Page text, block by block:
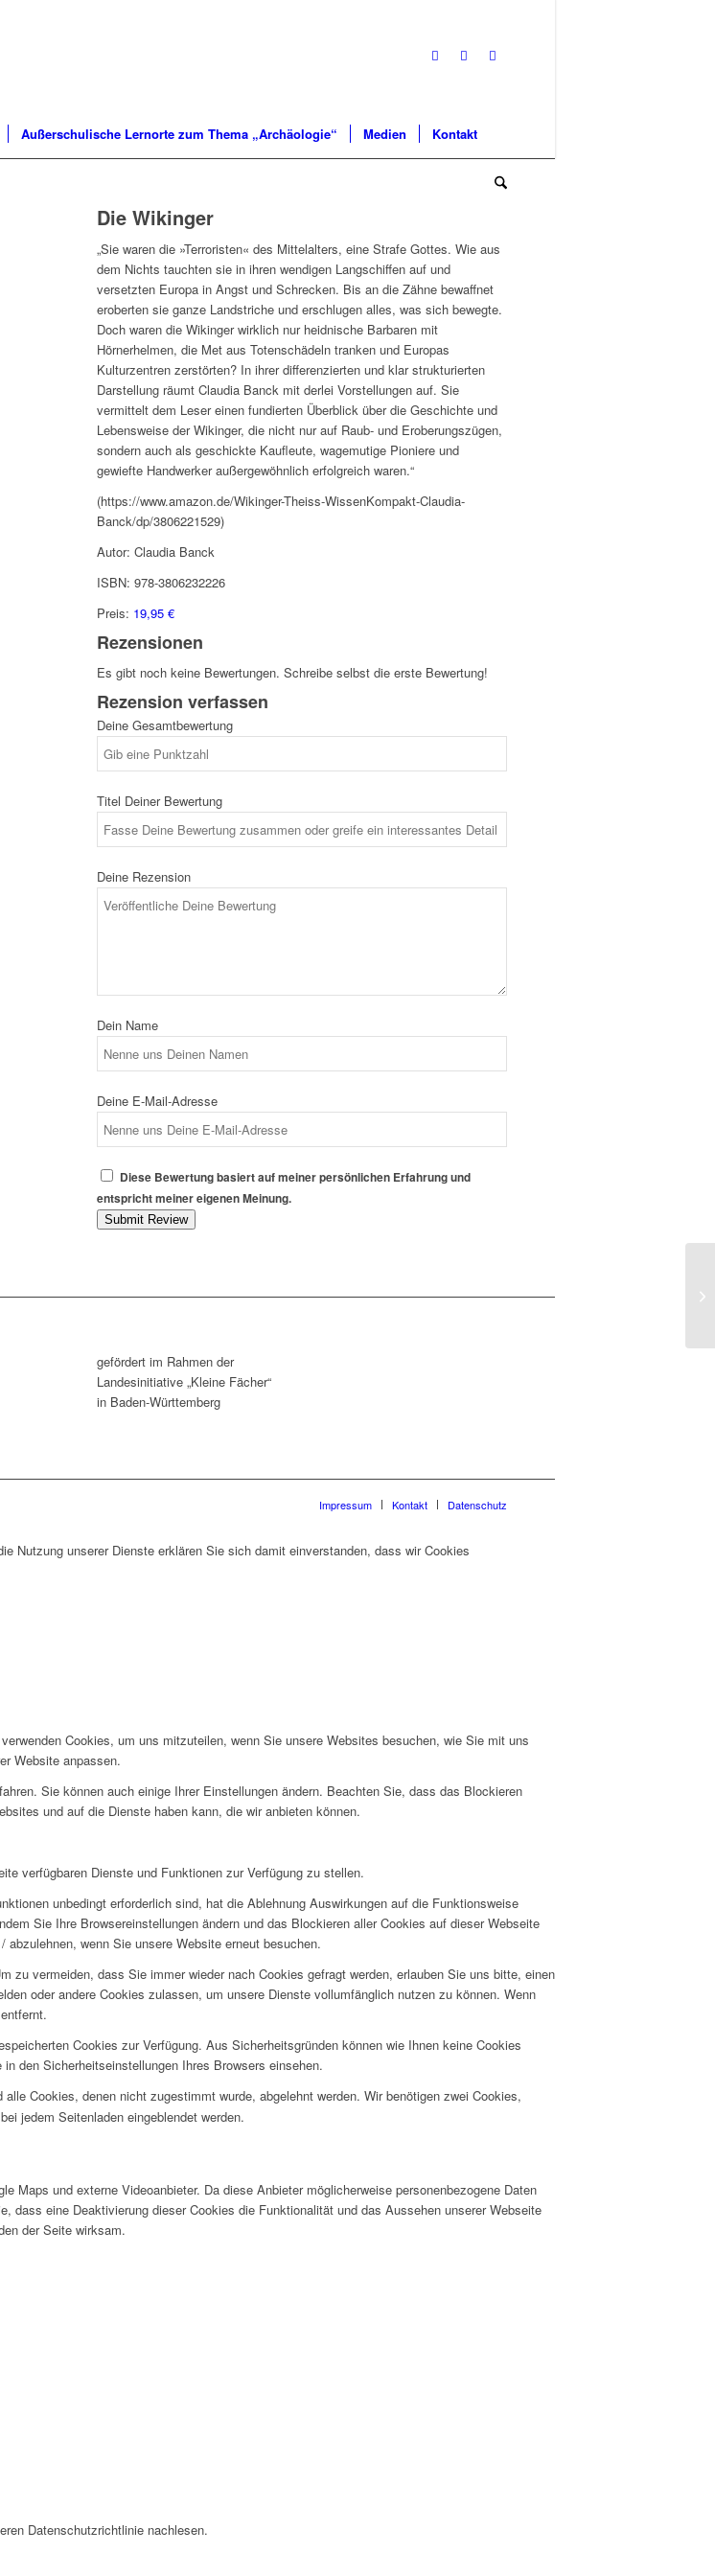
Außerschulische Lernorte zum Thema „Archäologie“ Medien Kontakt
Die Wikinger
„Sie waren die »Terroristen« des Mittelalters, eine Strafe Gottes. Wie aus
dem Nichts tauchten sie in ihren wendigen Langschiffen auf und
versetzten Europa in Angst und Schrecken. Bis an die Zähne bewaffnet
eroberten sie ganze Landstriche und erschlugen alles, was sich bewegte.
Doch waren die Wikinger wirklich nur heidnische Barbaren mit
Hörnerhelmen, die Met aus Totenschädeln tranken und Europas
Kulturzentren zerstörten? In ihrer differenzierten und klar strukturierten
Darstellung räumt Claudia Banck mit derlei Vorstellungen auf. Sie
vermittelt dem Leser einen fundierten Überblick über die Geschichte und
Lebensweise der Wikinger, die nicht nur auf Raub- und Eroberungszügen,
sondern auch als geschickte Kaufleute, wagemutige Pioniere und
gewiefte Handwerker außergewöhnlich erfolgreich waren.“
(https://www.amazon.de/Wikinger-Theiss-WissenKompakt-Claudia-
Banck/dp/3806221529)
Autor: Claudia Banck
ISBN: 978-3806232226
Preis: 19,95 €
Rezensionen
Es gibt noch keine Bewertungen. Schreibe selbst die erste Bewertung!
Rezension verfassen
Deine Gesamtbewertung
Titel Deiner Bewertung
Deine Rezension
Dein Name
Deine E-Mail-Adresse
Diese Bewertung basiert auf meiner persönlichen Erfahrung und
entspricht meiner eigenen Meinung.
Submit Review
gefördert im Rahmen der
Landesinitiative „Kleine Fächer“
in Baden-Württemberg
Impressum Kontakt Datenschutz
Nutzung unserer Dienste erklären Sie sich damit einverstanden, dass wir Cookies
Cookies, um uns mitzuteilen, wenn Sie unsere Websites besuchen, wie Sie mit uns
Website anpassen.
Sie können auch einige Ihrer Einstellungen ändern. Beachten Sie, dass das Blockieren
und auf die Dienste haben kann, die wir anbieten können.
verfügbaren Dienste und Funktionen zur Verfügung zu stellen.
unbedingt erforderlich sind, hat die Ablehnung Auswirkungen auf die Funktionsweise
Sie Ihre Browsereinstellungen ändern und das Blockieren aller Cookies auf dieser Webseite
wenn Sie unsere Website erneut besuchen.
zu vermeiden, dass Sie immer wieder nach Cookies gefragt werden, erlauben Sie uns bitte, einen
oder andere Cookies zulassen, um unsere Dienste vollumfänglich nutzen zu können. Wenn
Cookies zur Verfügung. Aus Sicherheitsgründen können wie Ihnen keine Cookies
den Sicherheitseinstellungen Ihres Browsers einsehen.
Cookies, denen nicht zugestimmt wurde, abgelehnt werden. Wir benötigen zwei Cookies,
jedem Seitenladen eingeblendet werden.
Maps und externe Videoanbieter. Da diese Anbieter möglicherweise personenbezogene Daten
dass eine Deaktivierung dieser Cookies die Funktionalität und das Aussehen unserer Webseite
der Seite wirksam.
Datenschutzrichtlinie nachlesen.